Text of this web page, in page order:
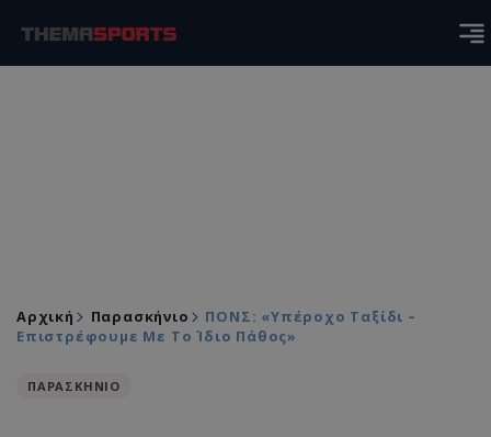
Αρχική Παρασκήνιο
ΠΟΝΣ: «Υπέροχο Ταξίδι –
Επιστρέφουμε Με Το Ίδιο Πάθος»
ΠΑΡΑΣΚΗΝΙΟ